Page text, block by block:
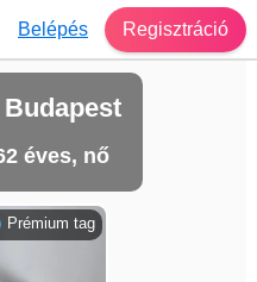
Belépés Regisztráció
éves, nő
Prémium tag